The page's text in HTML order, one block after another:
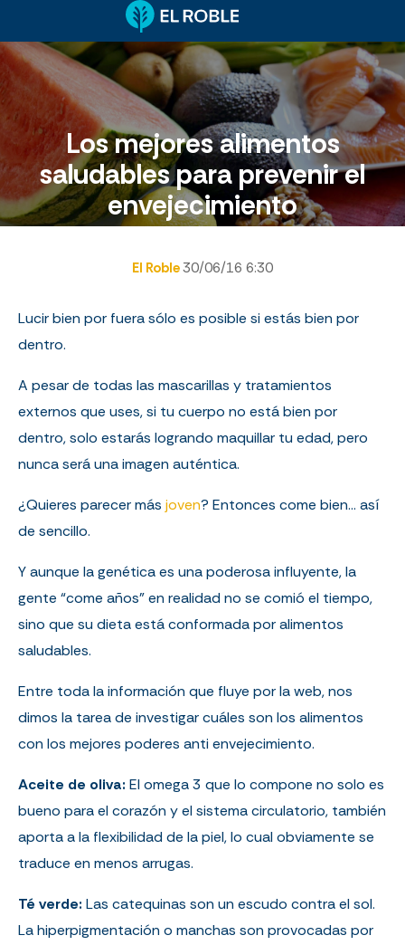
Los mejores alimentos
saludables para prevenir el
envejecimiento
El Roble30/06/16 6:30
Lucir bien por fuera sólo es posible si estás bien por
dentro.
A pesar de todas las mascarillas y tratamientos
externos que uses, si tu cuerpo no está bien por
dentro, solo estarás logrando maquillar tu edad, pero
nunca será una imagen auténtica.
¿Quieres parecer más joven? Entonces come bien... así
de sencillo.
Y aunque la genética es una poderosa influyente, la
gente “come años” en realidad no se comió el tiempo,
sino que su dieta está conformada por alimentos
saludables.
Entre toda la información que fluye por la web, nos
dimos la tarea de investigar cuáles son los alimentos
con los mejores poderes anti envejecimiento.
Aceite de oliva: El omega 3 que lo compone no solo es
bueno para el corazón y el sistema circulatorio, también
aporta a la flexibilidad de la piel, lo cual obviamente se
traduce en menos arrugas.
Té verde: Las catequinas son un escudo contra el sol.
La hiperpigmentación o manchas son provocadas por